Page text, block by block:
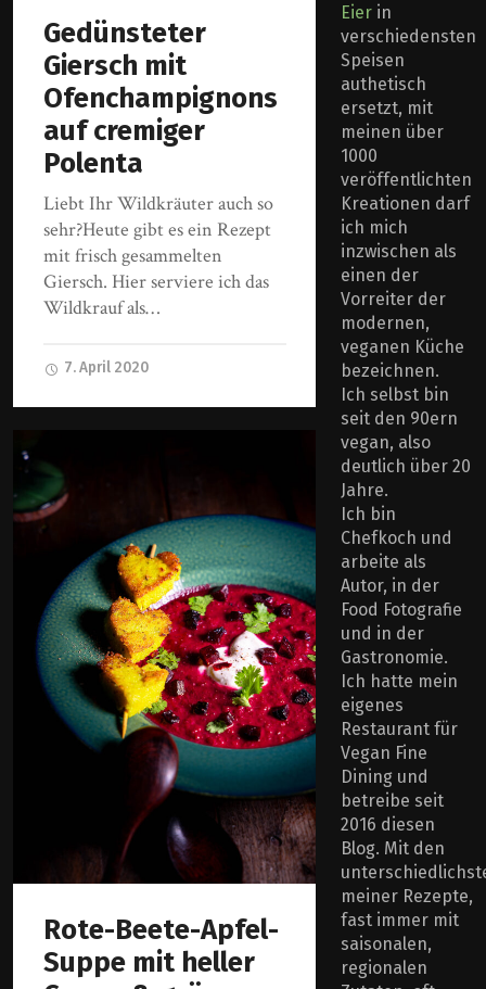
Gedünsteter
Giersch mit
Ofenchampignons
auf cremiger
Polenta
Liebt Ihr Wildkräuter auch so
sehr?Heute gibt es ein Rezept
mit frisch gesammelten
Giersch. Hier serviere ich das
Wildkrauf als…
7. April 2020
Rote-Beete-Apfel-
Suppe mit heller
Eierin
verschiedensten
Speisen
authetisch
ersetzt, mit
meinen über
1000
veröffentlichten
Kreationen darf
ich mich
inzwischen als
einen der
Vorreiter der
modernen,
veganen Küche
bezeichnen.
Ich selbst bin
seit den 90ern
vegan, also
deutlich über 20
Jahre.
Ich bin
Chefkoch und
arbeite als
Autor, in der
Food Fotografie
und in der
Gastronomie.
Ich hatte mein
eigenes
Restaurant für
Vegan Fine
Dining und
betreibe seit
2016 diesen
Blog. Mit den
meiner Rezepte,
fast immer mit
saisonalen,
regionalen